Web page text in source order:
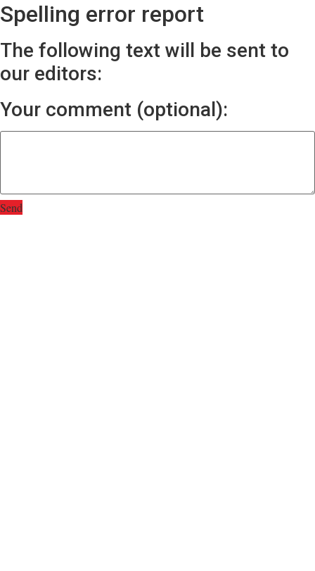
Spelling error report
The following text will be sent to
our editors:
Your comment (optional):
Send